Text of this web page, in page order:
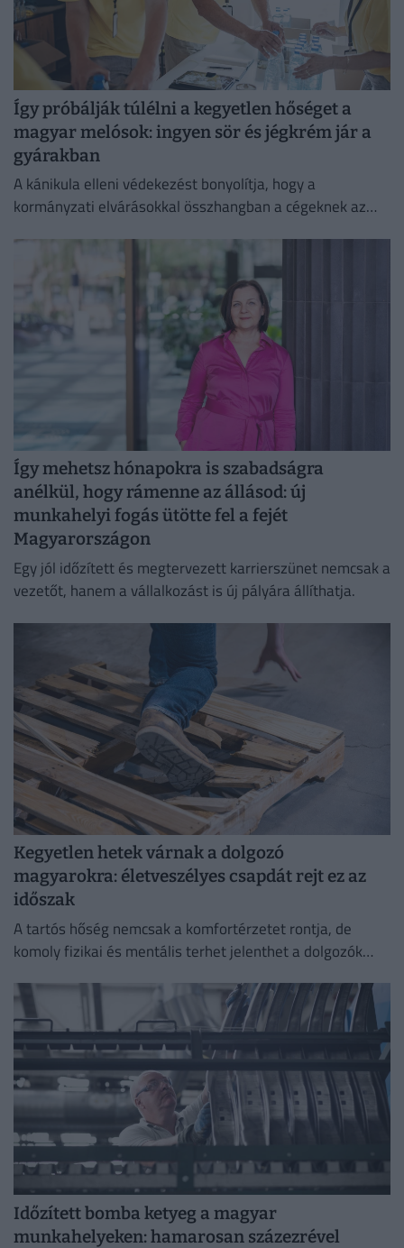
Így próbálják túlélni a kegyetlen hőséget a
magyar melósok: ingyen sör és jégkrém jár a
gyárakban
A kánikula elleni védekezést bonyolítja, hogy a
kormányzati elvárásokkal összhangban a cégeknek az
Így mehetsz hónapokra is szabadságra
anélkül, hogy rámenne az állásod: új
munkahelyi fogás ütötte fel a fejét
Magyarországon
Egy jól időzített és megtervezett karrierszünet nemcsak a
vezetőt, hanem a vállalkozást is új pályára állíthatja.
Kegyetlen hetek várnak a dolgozó
magyarokra: életveszélyes csapdát rejt ez az
időszak
A tartós hőség nemcsak a komfortérzetet rontja, de
komoly fizikai és mentális terhet jelenthet a dolgozók
Időzített bomba ketyeg a magyar
munkahelyeken: hamarosan százezrével